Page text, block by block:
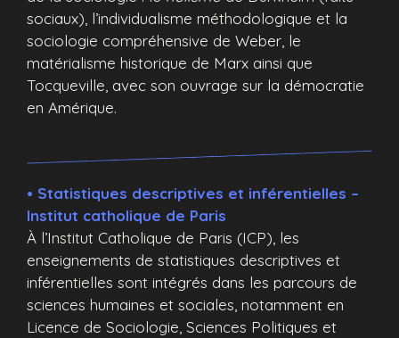
sociaux), l’individualisme méthodologique et la
sociologie compréhensive de Weber, le
matérialisme historique de Marx ainsi que
Tocqueville, avec son ouvrage sur la démocratie
en Amérique.
• Statistiques descriptives et inférentielles –
Institut catholique de Paris
À l’Institut Catholique de Paris (ICP), les
enseignements de statistiques descriptives et
inférentielles sont intégrés dans les parcours de
sciences humaines et sociales, notamment en
Licence de Sociologie, Sciences Politiques et